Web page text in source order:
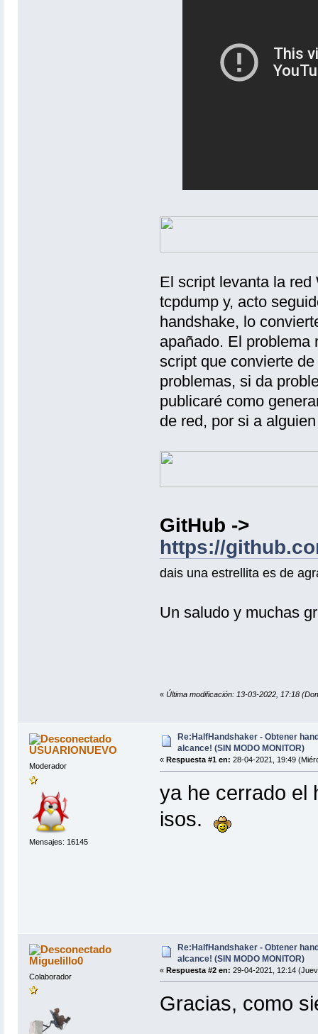
El script levanta la
tcpdump y, acto
handshake, lo
apañado. El problema
script que convierte
problemas, si da
publicaré como
de red, por si a
GitHub ->
https://
dais una estrellita es de
Un saludo y muchas
« Última modificación: 13-03-2022, 17:18
USUARIONUEVO
Moderador
Mensajes: 16145
Re:HalfHandshaker - Obtener
alcance! (SIN MODO MONITOR)
« Respuesta #1 en: 28-04-2021, 19:49
ya he cerrado el
isos.
Miguelillo0
Colaborador
Re:HalfHandshaker - Obtener
alcance! (SIN MODO MONITOR)
« Respuesta #2 en: 29-04-2021, 12:14
Gracias, como